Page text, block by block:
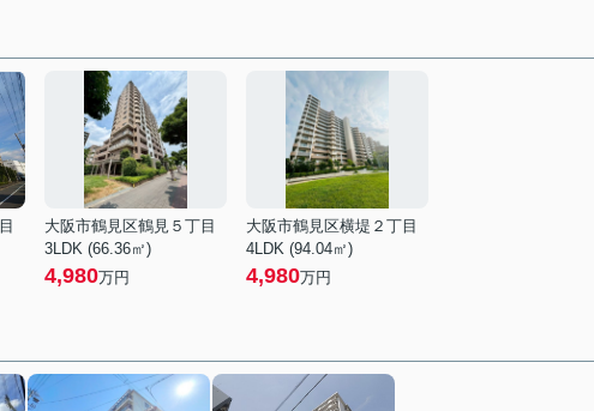
大阪市鶴見区鶴見５丁目
3LDK (66.36㎡)
4,980万円
大阪市鶴見区横堤２丁目
4LDK (94.04㎡)
4,980万円